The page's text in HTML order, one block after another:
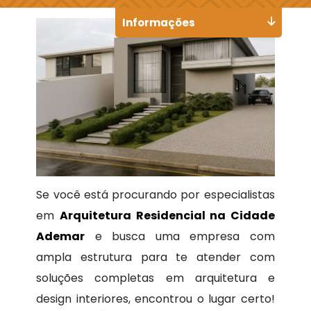
Se você está procurando por especialistas
em Arquitetura Residencial na Cidade
Ademar e busca uma empresa com
ampla estrutura para te atender com
soluções completas em arquitetura e
design interiores, encontrou o lugar certo!
Informações